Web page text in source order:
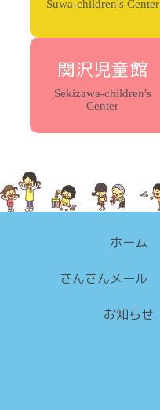
Suwa-children's Center
関沢児童館
Sekizawa-children's
Center
ホーム
さんさんメール
お知らせ